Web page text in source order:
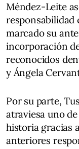
Méndez-Leite
responsabilidad
marcado su
incorporación
reconocidos
y Ángela
Por su parte,
atraviesa uno
historia gracias
anteriores